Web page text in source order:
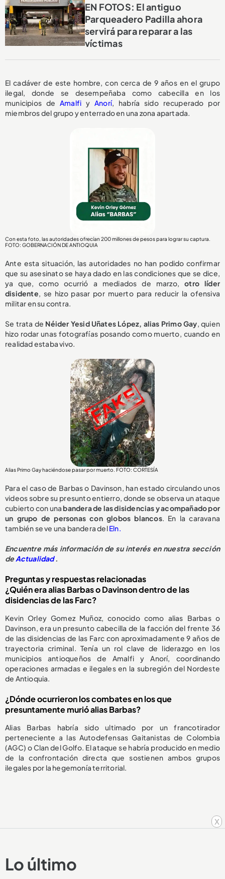
x
EN FOTOS: El antiguo
Parqueadero Padilla ahora
servirá para reparar a las
víctimas
El cadáver de este hombre, con cerca de 9 años en el grupo
ilegal, donde se desempeñaba como cabecilla en los
municipios de Amalfi y Anorí, habría sido recuperado por
miembros del grupo y enterrado en una zona apartada.
Con esta foto, las autoridades ofrecían 200 millones de pesos para lograr su captura.
FOTO: GOBERNACIÓN DE ANTIOQUIA
Ante esta situación, las autoridades no han podido confirmar
que su asesinato se haya dado en las condiciones que se dice,
ya que, como ocurrió a mediados de marzo,otro líder
disidente , se hizo pasar por muerto para reducir la ofensiva
militar en su contra.
Se trata de Néider Yesid Uñates López, alias Primo Gay , quien
hizo rodar unas fotografías posando como muerto, cuando en
realidad estaba vivo.
Alias Primo Gay haciéndose pasar por muerto. FOTO: CORTESÍA
Para el caso de Barbas o Davinson, han estado circulando unos
videos sobre su presunto entierro, donde se observa un ataque
cubierto con unabandera de las disidencias y acompañado por
un grupo de personas con globos blancos. En la caravana
también se ve una bandera delEln.
Encuentre más información de su interés en nuestra sección
deActualidad.
Preguntas y respuestas relacionadas
¿Quién era alias Barbas o Davinson dentro de las
disidencias de las Farc?
Kevin Orley Gomez Muñoz, conocido como alias Barbas o
Davinson, era un presunto cabecilla de la facción del frente 36
de las disidencias de las Farc con aproximadamente 9 años de
trayectoria criminal. Tenía un rol clave de liderazgo en los
municipios antioqueños de Amalfi y Anorí, coordinando
operaciones armadas e ilegales en la subregión del Nordeste
de Antioquia.
¿Dónde ocurrieron los combates en los que
presuntamente murió alias Barbas?
Alias Barbas habría sido ultimado por un francotirador
perteneciente a las Autodefensas Gaitanistas de Colombia
(AGC) o Clan del Golfo. El ataque se habría producido en medio
de la confrontación directa que sostienen ambos grupos
ilegales por la hegemonía territorial.
Lo último